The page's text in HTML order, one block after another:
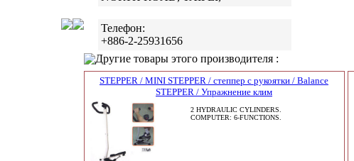
Телефон:
+886-2-25931656
Другие товары этого производителя :
STEPPER / MINI STEPPER / степпер с рукоятки / Balance
STEPPER / Упражнение клим
2 HYDRAULIC CYLINDERS.
COMPUTER: 6-FUNCTIONS.